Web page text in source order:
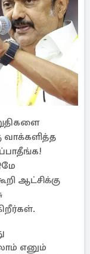
வாக்களித்த
ஆட்சிக்கு
எனும்